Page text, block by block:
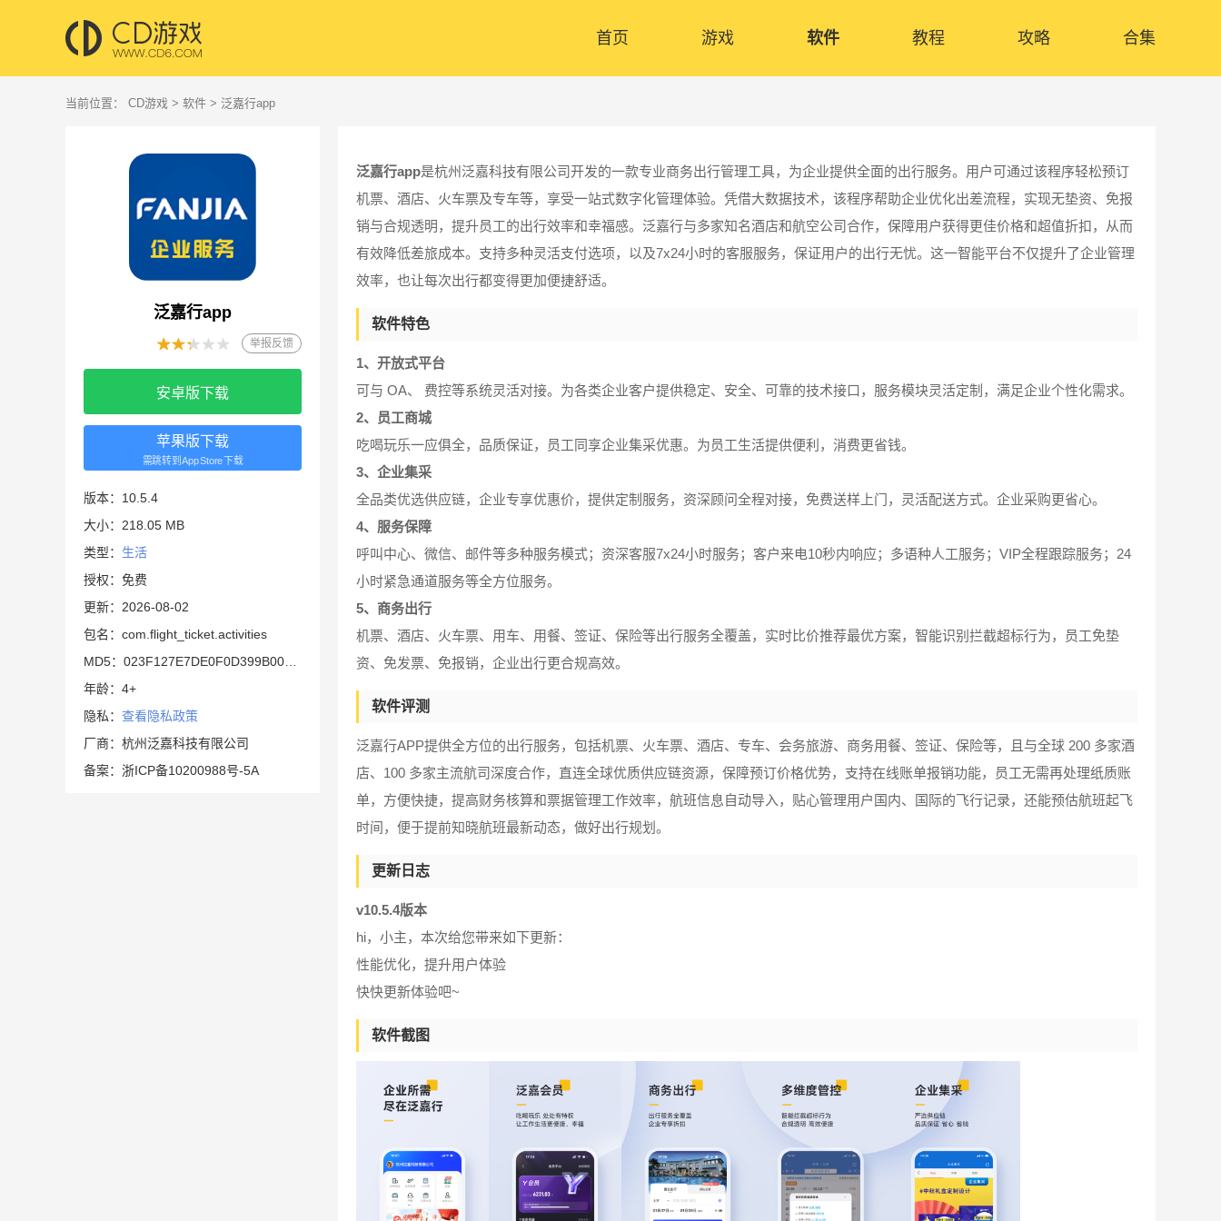
首页 游戏 软件 教程 攻略 合集
当前位置： CD游戏 > 软件 > 泛嘉行app
泛嘉行app
举报反馈
安卓版下载
苹果版下载
需跳转到AppStore下载
版本：10.5.4
大小：218.05 MB
类型： 生活
授权：免费
更新：2026-08-02
包名：com.flight_ticket.activities
年龄：4+
隐私： 查看隐私政策
厂商：杭州泛嘉科技有限公司
备案：浙ICP备10200988号-5A
泛嘉行app是杭州泛嘉科技有限公司开发的一款专业商务出行管理工具，为企业提供全面的出行服务。用户可通过该程序轻松预订
机票、酒店、火车票及专车等，享受一站式数字化管理体验。凭借大数据技术，该程序帮助企业优化出差流程，实现无垫资、免报
销与合规透明，提升员工的出行效率和幸福感。泛嘉行与多家知名酒店和航空公司合作，保障用户获得更佳价格和超值折扣，从而
有效降低差旅成本。支持多种灵活支付选项，以及7x24小时的客服服务，保证用户的出行无忧。这一智能平台不仅提升了企业管理
效率，也让每次出行都变得更加便捷舒适。
软件特色
1、开放式平台
可与 OA、 费控等系统灵活对接。为各类企业客户提供稳定、安全、可靠的技术接口，服务模块灵活定制，满足企业个性化需求。
2、员工商城
吃喝玩乐一应俱全，品质保证，员工同享企业集采优惠。为员工生活提供便利，消费更省钱。
3、企业集采
全品类优选供应链，企业专享优惠价，提供定制服务，资深顾问全程对接，免费送样上门，灵活配送方式。企业采购更省心。
4、服务保障
呼叫中心、微信、邮件等多种服务模式；资深客服7x24小时服务；客户来电10秒内响应；多语种人工服务；VIP全程跟踪服务；24
小时紧急通道服务等全方位服务。
5、商务出行
机票、酒店、火车票、用车、用餐、签证、保险等出行服务全覆盖，实时比价推荐最优方案，智能识别拦截超标行为，员工免垫
资、免发票、免报销，企业出行更合规高效。
软件评测
泛嘉行APP提供全方位的出行服务，包括机票、火车票、酒店、专车、会务旅游、商务用餐、签证、保险等，且与全球 200 多家酒
店、100 多家主流航司深度合作，直连全球优质供应链资源，保障预订价格优势，支持在线账单报销功能，员工无需再处理纸质账
单，方便快捷，提高财务核算和票据管理工作效率，航班信息自动导入，贴心管理用户国内、国际的飞行记录，还能预估航班起飞
时间，便于提前知晓航班最新动态，做好出行规划。
更新日志
v10.5.4版本
hi，小主，本次给您带来如下更新：
性能优化，提升用户体验
快快更新体验吧~
软件截图